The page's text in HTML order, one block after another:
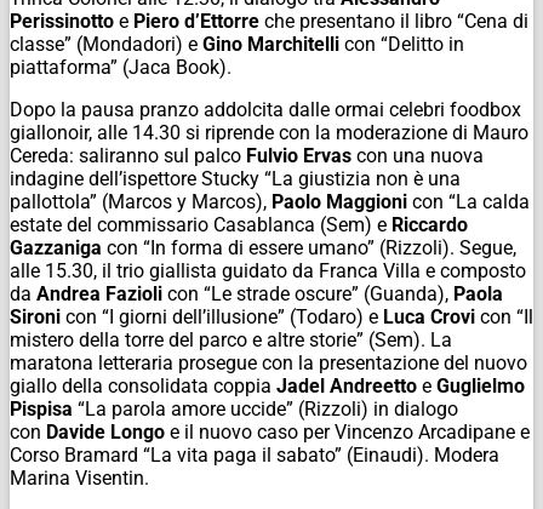
Perissinotto e Piero d’Ettorre che presentano il libro “Cena di
classe” (Mondadori) e Gino Marchitelli con “Delitto in
piattaforma” (Jaca Book).
Dopo la pausa pranzo addolcita dalle ormai celebri foodbox
giallonoir, alle 14.30 si riprende con la moderazione di Mauro
Cereda: saliranno sul palco Fulvio Ervas con una nuova
indagine dell’ispettore Stucky “La giustizia non è una
pallottola” (Marcos y Marcos), Paolo Maggioni con “La calda
estate del commissario Casablanca (Sem) e Riccardo
Gazzaniga con “In forma di essere umano” (Rizzoli). Segue,
alle 15.30, il trio giallista guidato da Franca Villa e composto
da Andrea Fazioli con “Le strade oscure” (Guanda), Paola
Sironi con “I giorni dell’illusione” (Todaro) e Luca Crovi con “Il
mistero della torre del parco e altre storie” (Sem). La
maratona letteraria prosegue con la presentazione del nuovo
giallo della consolidata coppia Jadel Andreetto e Guglielmo
Pispisa “La parola amore uccide” (Rizzoli) in dialogo
con Davide Longo e il nuovo caso per Vincenzo Arcadipane e
Corso Bramard “La vita paga il sabato” (Einaudi). Modera
Marina Visentin.